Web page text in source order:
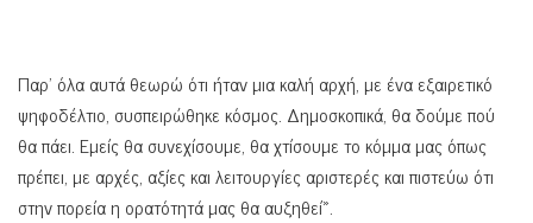
Παρ’ όλα αυτά θεωρώ ότι ήταν μια καλή αρχή, με ένα εξαιρετικό
ψηφοδέλτιο, συσπειρώθηκε κόσμος. Δημοσκοπικά, θα δούμε πού
θα πάει. Εμείς θα συνεχίσουμε, θα χτίσουμε το κόμμα μας όπως
πρέπει, με αρχές, αξίες και λειτουργίες αριστερές και πιστεύω ότι
στην πορεία η ορατότητά μας θα αυξηθεί».